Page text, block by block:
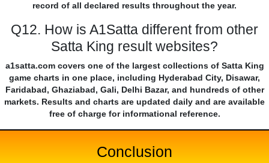
record of all declared results throughout the year.
Q12. How is A1Satta different from other
Satta King result websites?
a1satta.com covers one of the largest collections of Satta King
game charts in one place, including Hyderabad City, Disawar,
Faridabad, Ghaziabad, Gali, Delhi Bazar, and hundreds of other
markets. Results and charts are updated daily and are available
free of charge for informational reference.
Conclusion